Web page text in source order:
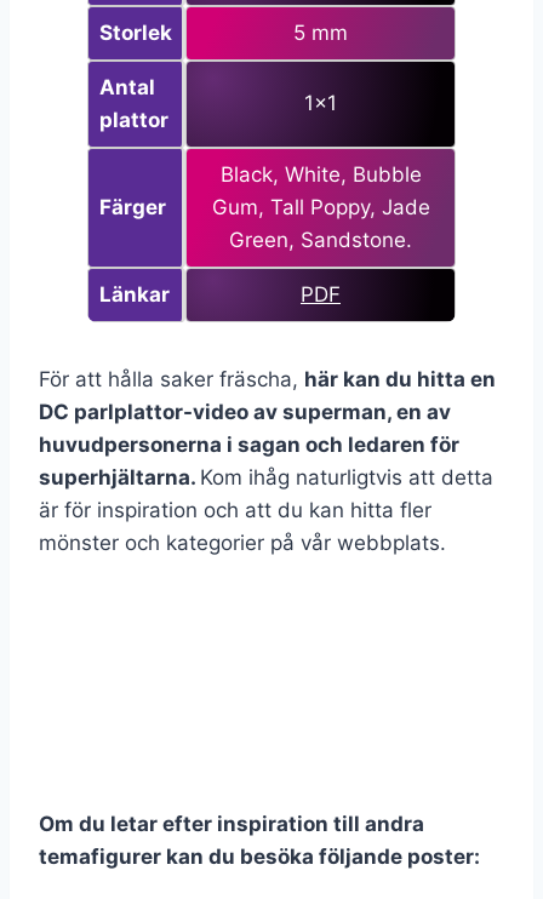
Storlek 5 mm
Antal
plattor
1×1
Färger
Black, White, Bubble
Gum, Tall Poppy, Jade
Green, Sandstone.
Länkar PDF
För att hålla saker fräscha, här kan du hitta en
DC parlplattor-video av superman, en av
huvudpersonerna i sagan och ledaren för
superhjältarna. Kom ihåg naturligtvis att detta
är för inspiration och att du kan hitta fler
mönster och kategorier på vår webbplats.
Om du letar efter inspiration till andra
temafigurer kan du besöka följande poster: